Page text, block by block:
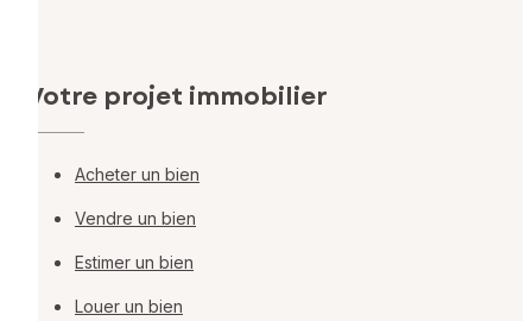
Votre projet immobilier
Acheter un bien
Vendre un bien
Estimer un bien
Louer un bien